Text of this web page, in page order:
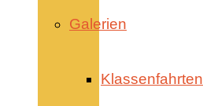
Galerien
Klassenfahrten